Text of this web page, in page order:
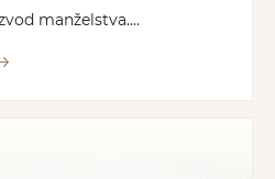
manželstva....